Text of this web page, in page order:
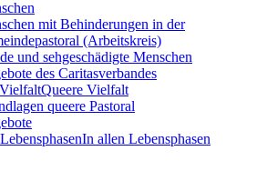
mit Behinderungen in der
(Arbeitskreis)
und sehgeschädigte Menschen
des Caritasverbandes
Queere Vielfalt
queere Pastoral
In allen Lebensphasen